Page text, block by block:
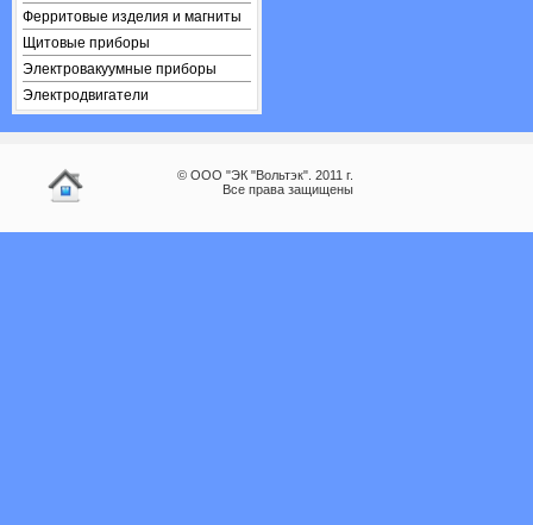
Ферритовые изделия и магниты
Щитовые приборы
Электровакуумные приборы
Электродвигатели
© ООО "ЭК "Вольтэк". 2011 г.
Все права защищены